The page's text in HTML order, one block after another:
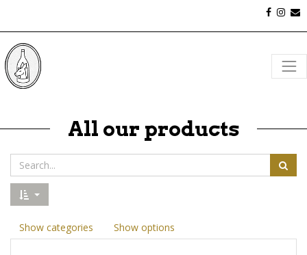
All our products
Show categories Show options